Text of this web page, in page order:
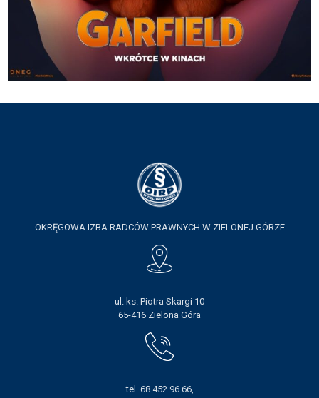
OKRĘGOWA IZBA RADCÓW PRAWNYCH W ZIELONEJ GÓRZE
ul. ks. Piotra Skargi 10
65-416 Zielona Góra
tel. 68 452 96 66,